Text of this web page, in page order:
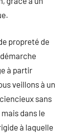
propreté de
à partir
veillons à un
sans
dans le
à laquelle